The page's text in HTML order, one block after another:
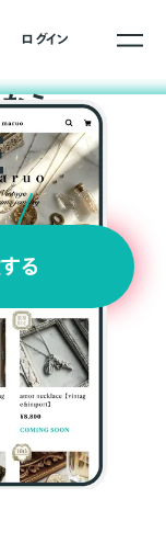
ログイン
ら
る
由